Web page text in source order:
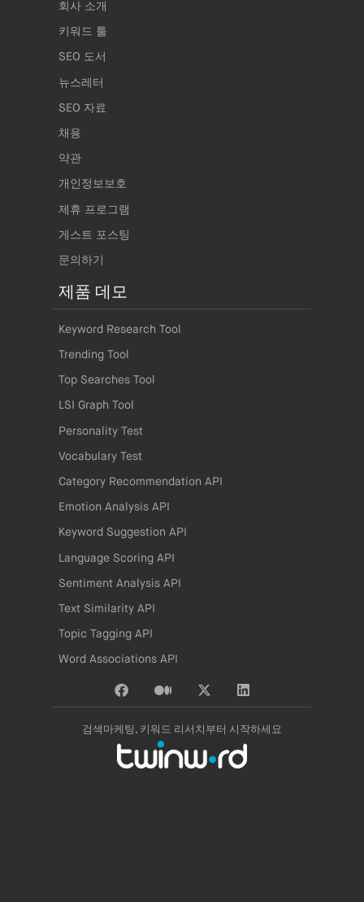
회사 소개
키워드 툴
SEO 도서
뉴스레터
SEO 자료
채용
약관
개인정보보호
제휴 프로그램
게스트 포스팅
문의하기
제품 데모
Keyword Research Tool
Trending Tool
Top Searches Tool
LSI Graph Tool
Personality Test
Vocabulary Test
Category Recommendation API
Emotion Analysis API
Keyword Suggestion API
Language Scoring API
Sentiment Analysis API
Text Similarity API
Topic Tagging API
Word Associations API
검색마케팅, 키워드 리서치부터 시작하세요